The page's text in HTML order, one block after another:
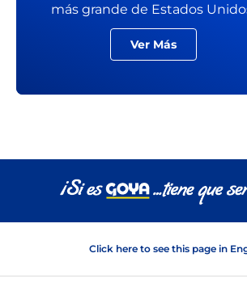
más grande de Estados
Ver Más
Click here to see this page in